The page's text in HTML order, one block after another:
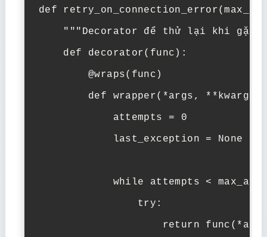
def
"""Decorator để thử lại khi gặp
    def decorator(func):
        @wraps(func)
def wrapper(*args,
            attempts = 0
            last_exception = None
while attempts <
                try:
return